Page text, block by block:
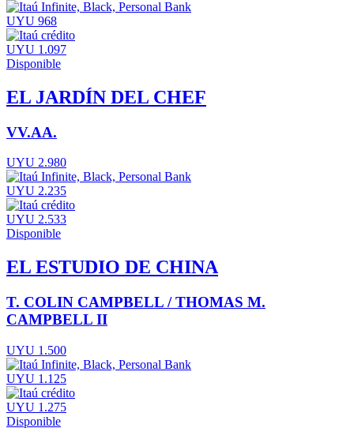
UYU 968
UYU 1.097
Disponible
EL JARDÍN DEL CHEF
VV.AA.
UYU 2.980
UYU 2.235
UYU 2.533
Disponible
EL ESTUDIO DE CHINA
T. COLIN CAMPBELL / THOMAS M.
CAMPBELL II
UYU 1.500
UYU 1.125
UYU 1.275
Disponible